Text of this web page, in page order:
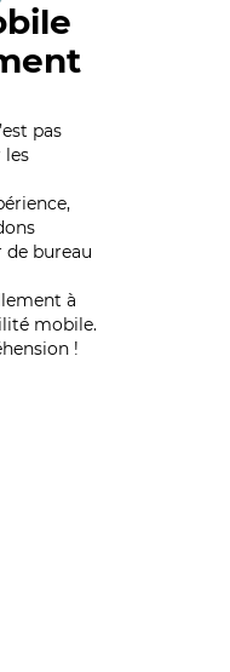
pas
les
bureau
à
mobile.
!